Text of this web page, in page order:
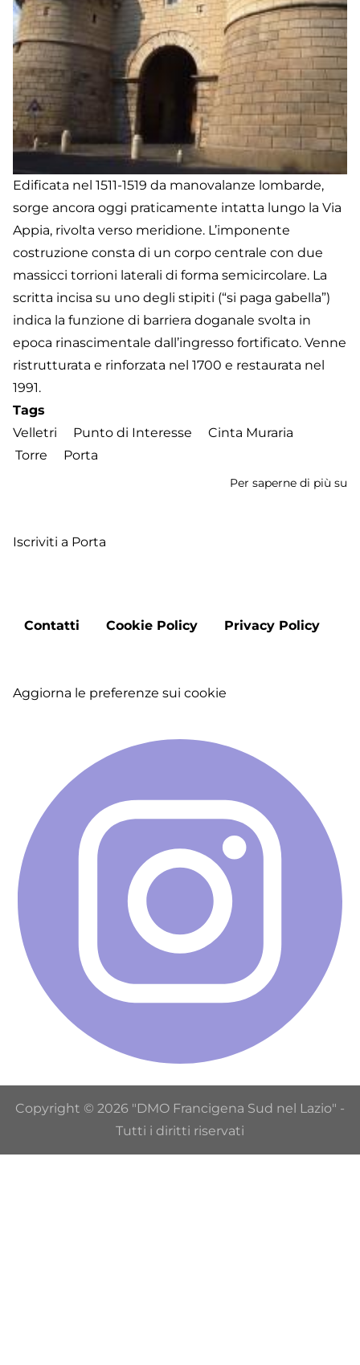
Edificata nel 1511-1519 da manovalanze lombarde,
sorge ancora oggi praticamente intatta lungo la Via
Appia, rivolta verso meridione. L’imponente
costruzione consta di un corpo centrale con due
massicci torrioni laterali di forma semicircolare. La
scritta incisa su uno degli stipiti (“si paga gabella”)
indica la funzione di barriera doganale svolta in
epoca rinascimentale dall’ingresso fortificato. Venne
ristrutturata e rinforzata nel 1700 e restaurata nel
1991.
Tags
Velletri
Punto di Interesse
Cinta Muraria
Torre
Porta
Per saperne di più su
Iscriviti a Porta
Footer
Contatti Cookie Policy Privacy Policy
Aggiorna le preferenze sui cookie
Copyright © 2026 "DMO Francigena Sud nel Lazio" -
Tutti i diritti riservati